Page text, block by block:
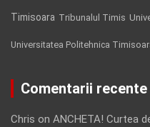
Timisoara Tribunalul Timis
Universitatea Politehnica
Comentarii recente
Chris on ANCHETA! Curtea